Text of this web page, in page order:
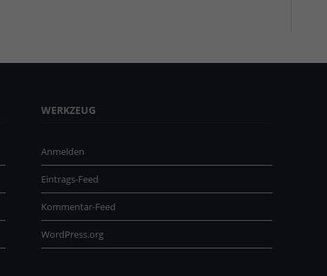
WERKZEUG
Anmelden
Eintrags-Feed
Kommentar-Feed
WordPress.org